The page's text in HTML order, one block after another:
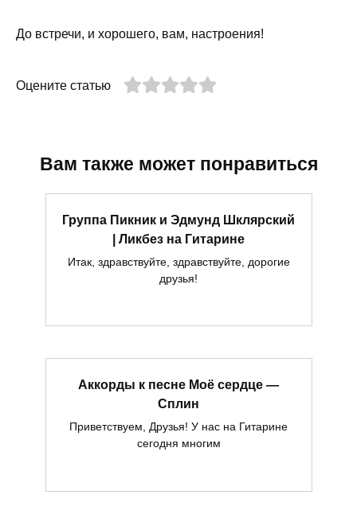
До встречи, и хорошего, вам, настроения!
Оцените статью
Вам также может понравиться
Группа Пикник и Эдмунд Шклярский
| Ликбез на Гитарине
Итак, здравствуйте, здравствуйте, дорогие
друзья!
Аккорды к песне Моё сердце —
Сплин
Приветствуем, Друзья! У нас на Гитарине
сегодня многим